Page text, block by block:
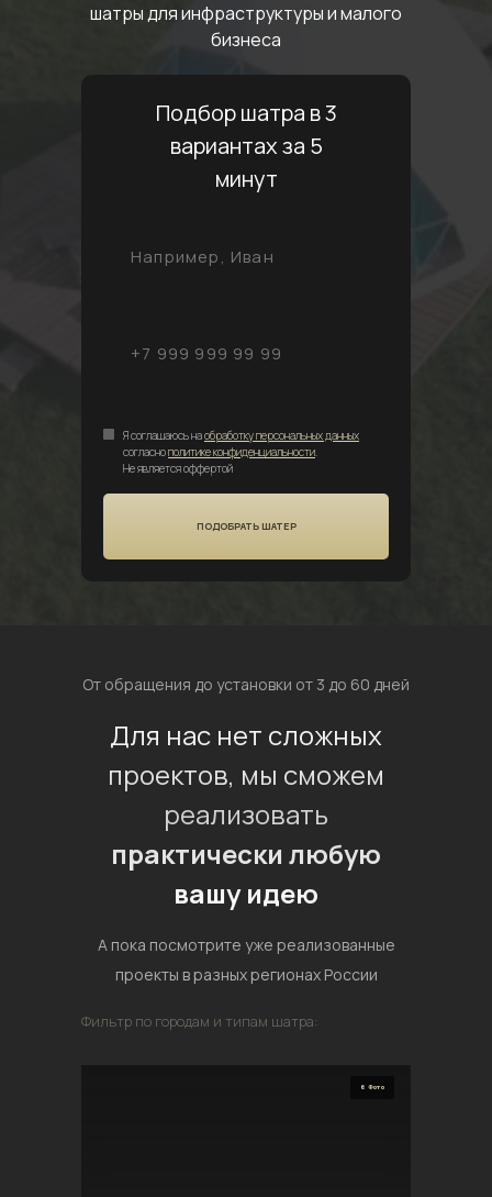
шатрыдля инфраструктуры и малого
бизнеса
Подбор шатра в 3
вариантах за 5
минут
Я соглашаюсь наобработку персональных данных
согласнополитике конфиденциальности.
Не является оффертой
ПОДОБРАТЬ ШАТЕР
От обращения до установки от 3 до 60 дней
Для нас нет сложных
проектов, мы сможем
реализовать
практически любую
вашу идею
А пока посмотрите уже реализованные
проекты в разных регионах России
Фильтр по городам и типам шатра:
6 Фото